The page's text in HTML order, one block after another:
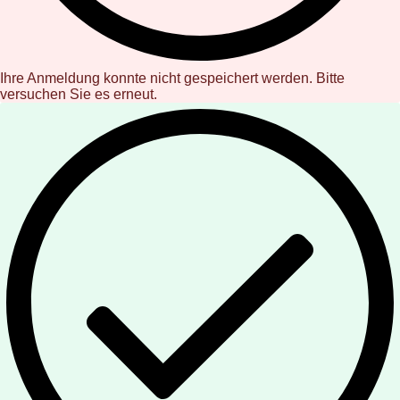
Ihre Anmeldung konnte nicht gespeichert werden. Bitte
versuchen Sie es erneut.